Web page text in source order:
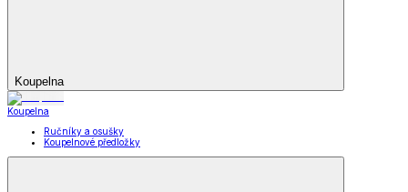
Koupelna
Koupelna
Ručníky a osušky
Koupelnové předložky